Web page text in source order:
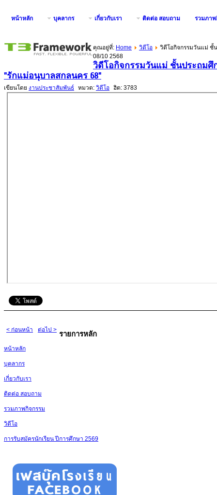
หน้าหลัก บุคลากร เกี่ยวกับเรา ติดต่อ สอบถาม รวมภาพ
คุณอยู่ที่: Home วิดีโอ
วิดีโอกิจกรรมวันแม่ ชั้
08/10 2568
วิดีโอกิจกรรมวันแม่ ชั้นประถมศึ
"รักแม่อนุบาลสกลนคร 68"
เขียนโดย งานประชาสัมพันธ์ หมวด: วิดีโอ ฮิต: 3783
< ก่อนหน้า ต่อไป >
รายการหลัก
หน้าหลัก
บุคลากร
เกี่ยวกับเรา
ติดต่อ สอบถาม
รวมภาพกิจกรรม
วิดีโอ
การรับสมัครนักเรียน ปีการศึกษา 2569